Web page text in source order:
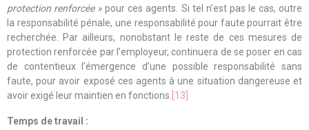
protection renforcée »pour ces agents. Si tel n’est pas le cas, outre
la responsabilité pénale, une responsabilité pour faute pourrait être
recherchée. Par ailleurs, nonobstant le reste de ces mesures de
protection renforcée par l’employeur, continuera de se poser en cas
de contentieux l’émergence d’une possible responsabilité sans
faute, pour avoir exposé ces agents à une situation dangereuse et
avoir exigé leur maintien en fonctions. [13]
Temps de travail :